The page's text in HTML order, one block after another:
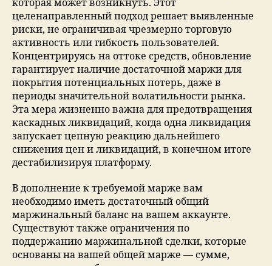
которая может возникнуть. Этот
целенаправленный подход решает выявленные
риски, не ограничивая чрезмерно торговую
активность или гибкость пользователей.
Концентрируясь на оттоке средств, обновление
гарантирует наличие достаточной маржи для
покрытия потенциальных потерь, даже в
периоды значительной волатильности рынка.
Эта мера жизненно важна для предотвращения
каскадных ликвидаций, когда одна ликвидация
запускает цепную реакцию дальнейшего
снижения цен и ликвидаций, в конечном итоге
дестабилизируя платформу.
В дополнение к требуемой марже вам
необходимо иметь достаточный общий
маржинальный баланс на вашем аккаунте.
Существуют также ограничения по
поддержанию маржинальной сделки, которые
основаны на вашей общей марже — сумме,